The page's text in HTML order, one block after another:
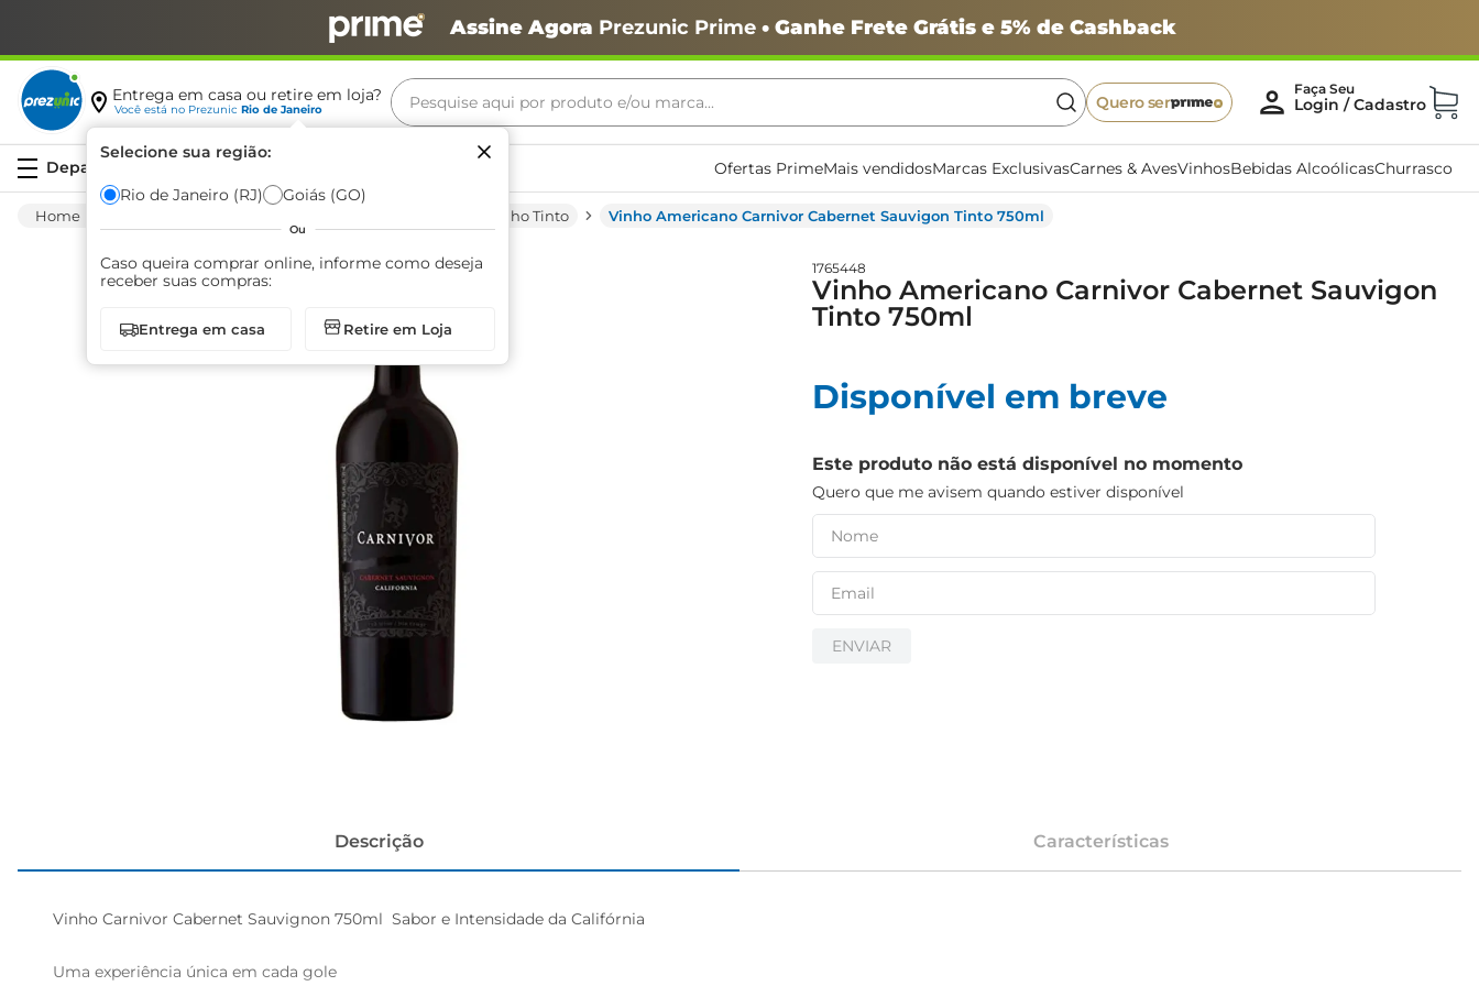
Assine Agora Prezunic Prime• Ganhe Frete Grátis e 5% de Cashback
Entrega em casa ou retire em loja?
Você está no Prezunic Rio de Janeiro
Selecione sua região:
Rio de Janeiro (RJ) Goiás (GO)
Ou
Caso queira comprar online, informe como deseja
receber suas compras:
Entrega em casa Retire em Loja
Pesquise aqui por produto e/ou marca...
Quero ser
Ofertas PrimeMais vendidosMarcas ExclusivasCarnes & AvesVinhosBebidas AlcoólicasChurrasco
Vinho Tinto Vinho Americano Carnivor Cabernet Sauvigon Tinto 750ml
1765448
Vinho Americano Carnivor Cabernet Sauvigon
Tinto 750ml
Disponível em breve
Este produto não está disponível no momento
Quero que me avisem quando estiver disponível
ENVIAR
Descrição Características
Vinho Carnivor Cabernet Sauvignon 750ml  Sabor e Intensidade da Califórnia
Uma experiência única em cada gole
Termos mais buscados
café
arroz
biscoito
cerveja
iogurte
papel higiênico